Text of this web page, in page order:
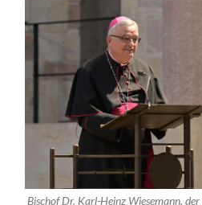
Bischof Dr. Karl-Heinz Wiesemann,